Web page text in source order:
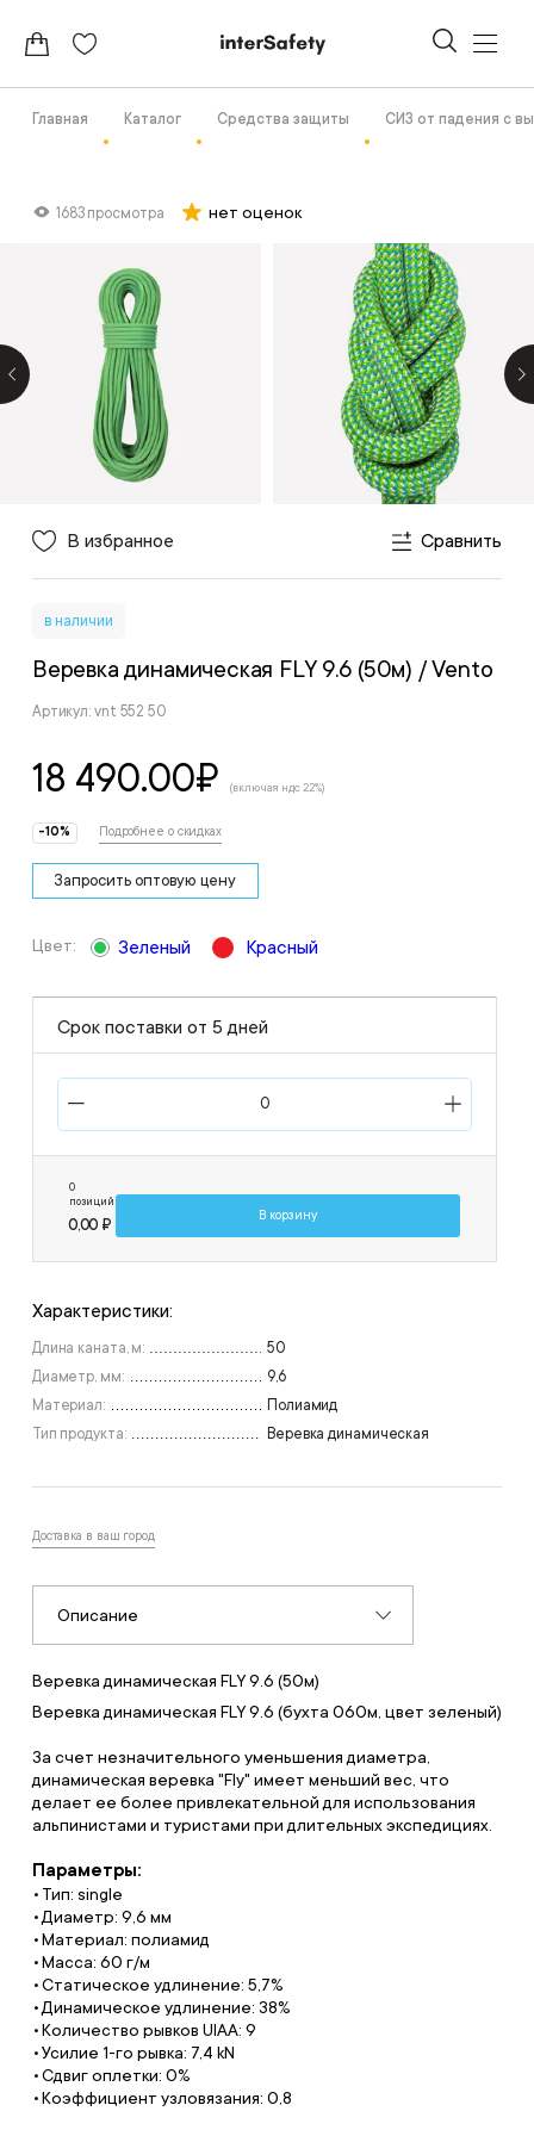
Главная Каталог Средства защиты СИЗ от падения с
1683 просмотра нет оценок
В избранное Сравнить
в наличии
Веревка динамическая FLY 9.6 (50м) / Vento
Артикул: vnt 552 50
18 490.00₽ (включая ндс 22%)
-10% Подробнее о скидках
Запросить оптовую цену
Цвет: Зеленый Красный
Срок поставки от 5 дней
0
позиций
0,00 ₽
В корзину
Характеристики:
Длина каната, м:
50
Диаметр, мм:
9,6
Материал:
Полиамид
Тип продукта:
Веревка динамическая
Доставка в ваш город
Описание
Веревка динамическая FLY 9.6 (50м)
Веревка динамическая FLY 9.6 (бухта 060м, цвет зеленый)
За счет незначительного уменьшения диаметра,
динамическая веревка "Fly" имеет меньший вес, что
делает ее более привлекательной для использования
альпинистами и туристами при длительных экспедициях.
Параметры:
Тип: single
Диаметр: 9,6 мм
Материал: полиамид
Масса: 60 г/м
Статическое удлинение: 5,7%
Динамическое удлинение: 38%
Количество рывков UIAA: 9
Усилие 1-го рывка: 7,4 kN
Сдвиг оплетки: 0%
Коэффициент узловязания: 0,8